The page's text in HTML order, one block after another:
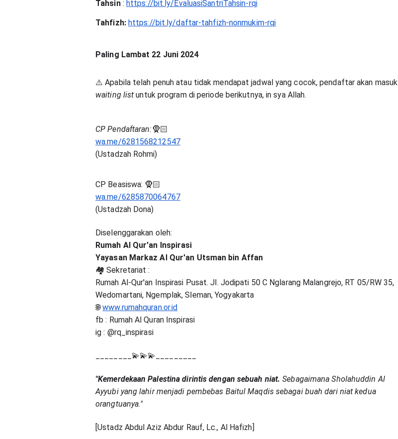
Tahsin : https://bit.ly/EvaluasiSantriTahsin-rqi
Tahfizh: https://bit.ly/daftar-tahfizh-nonmukim-rqi
Paling Lambat 22 Juni 2024
⚠️ Apabila telah penuh atau tidak mendapat jadwal yang cocok, pendaftar akan masuk
waiting listuntuk program di periode berikutnya, in sya Allah.
CP Pendaftaran:🧕🏻
wa.me/6281568212547
(Ustadzah Rohmi)
CP Beasiswa: 🧕🏻
wa.me/6285870064767
(Ustadzah Dona)
Diselenggarakan oleh:
Rumah Al Qur'an Inspirasi
Yayasan Markaz Al Qur'an Utsman bin Affan
🏘️ Sekretariat :
Rumah Al-Qur'an Inspirasi Pusat. Jl. Jodipati 50 C Nglarang Malangrejo, RT 05/RW 35,
Wedomartani, Ngemplak, Sleman, Yogyakarta
🌐www.rumahquran.or.id
fb : Rumah Al Quran Inspirasi
ig : @rq_inspirasi
________💫💫💫_________
"Kemerdekaan Palestina dirintis dengan sebuah niat. Sebagaimana Sholahuddin Al
Ayyubi yang lahir menjadi pembebas Baitul Maqdis sebagai buah dari niat kedua
orangtuanya."
[Ustadz Abdul Aziz Abdur Rauf, Lc., Al Hafizh]